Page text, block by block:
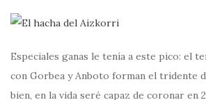
Especiales ganas le tenía a este pico: el
con Gorbea y Anboto forman el tridente
bien, en la vida seré capaz de coronar en